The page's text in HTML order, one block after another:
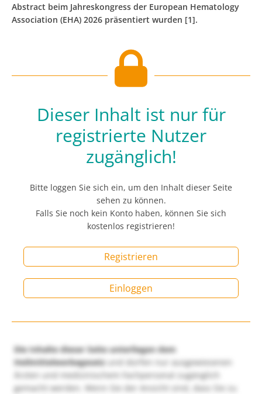
Abstract beim Jahreskongress der European Hematology
Association (EHA) 2026 präsentiert wurden [1].
Dieser Inhalt ist nur für
registrierte Nutzer
zugänglich!
Bitte loggen Sie sich ein, um den Inhalt dieser Seite
sehen zu können.
Falls Sie noch kein Konto haben, können Sie sich
kostenlos registrieren!
Registrieren
Einloggen
Die Inhalte dieser Seite unterliegen dem
Heilmittelwerbegesetzund dürfen nur ausgewiesenen
Ärzten und medizinischem Fachpersonal zugänglich
gemacht werden. Wenn Sie der Ansicht sind, dass Sie zu